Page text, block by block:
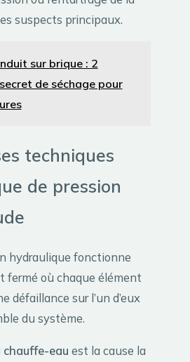
suspects principaux.
sur brique : 2
de séchage pour
techniques
de pression
hydraulique fonctionne
fermé où chaque élément
défaillance sur l’un d’eux
du système.
chauffe-eau est la cause la